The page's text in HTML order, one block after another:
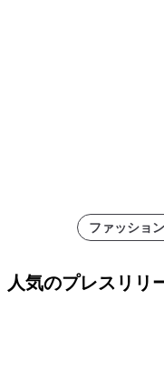
ファッショ
人気のプレスリリ